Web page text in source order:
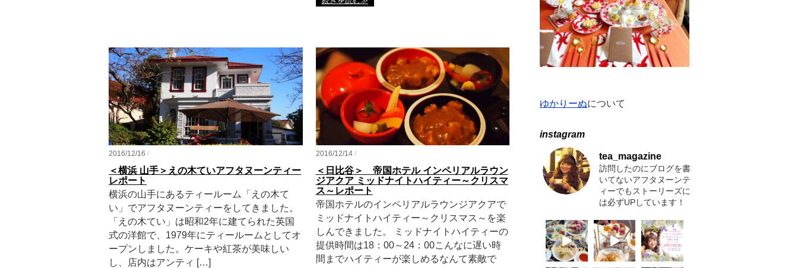
2016/12/16 /
＜横浜 山手＞えの木ていアフタヌーンティー
レポート
横浜の山手にあるティールーム「えの木て
い」でアフタヌーンティーをしてきました。
「えの木てい」は昭和2年に建てられた英国
式の洋館で、1979年にティールームとしてオ
ープンしました。ケーキや紅茶が美味しい
し、店内はアンティ […]
2016/12/14 /
＜日比谷＞ 帝国ホテル インペリアルラウン
ジアクア ミッドナイトハイティー～クリスマ
ス～レポート
帝国ホテルのインペリアルラウンジアクアで
ミッドナイトハイティー～クリスマス～を楽
しんできました。 ミッドナイトハイティーの
提供時間は18：00～24：00こんなに遅い時
間までハイティーが楽しめるなんて素敵で
ゆかりーぬについて
instagram
tea_magazine
訪問したのにブログを書
いてないアフタヌーンテ
ィーでもストーリーズに
は必ずUPしています！